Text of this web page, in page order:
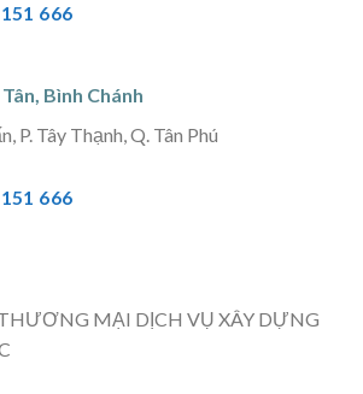
666
Bình Chánh
P. Tây Thạnh, Q. Tân Phú
666
MẠI DỊCH VỤ XÂY DỰNG